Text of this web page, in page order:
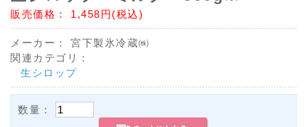
販売価格： 1,458円(税込)
メーカー：
宮下製氷冷蔵㈱
関連カテゴリ：
生シロップ
数量：